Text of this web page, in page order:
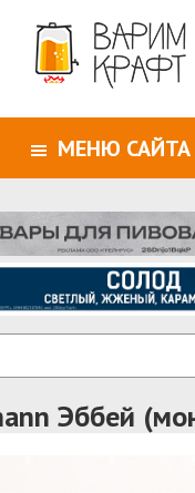
МЕНЮ САЙТА
Эббей